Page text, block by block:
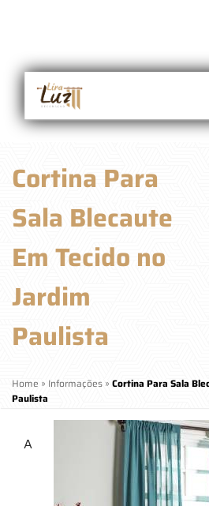
Cortina Para
Sala Blecaute
Em Tecido no
Jardim
Paulista
Home » Informações » Cortina Para Sala
Paulista
A